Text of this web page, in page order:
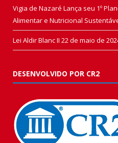
Vigia de Nazaré Lança seu 1º
Alimentar e Nutricional
Lei Aldir Blanc II 22 de maio de
DESENVOLVIDO POR CR2